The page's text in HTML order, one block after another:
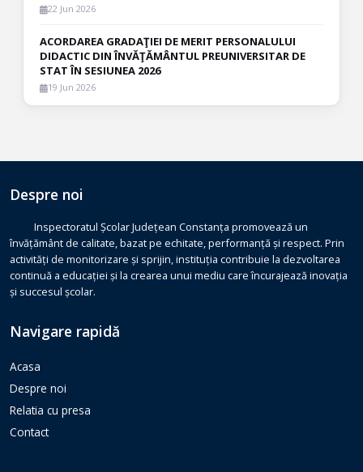
22 Jun 2026
ACORDAREA GRADAŢIEI DE MERIT PERSONALULUI
DIDACTIC DIN ÎNVĂŢĂMÂNTUL PREUNIVERSITAR DE
STAT ÎN SESIUNEA 2026
19 Jun 2026
Despre noi
Inspectoratul Școlar Județean Constanța promovează un
învățământ de calitate, bazat pe echitate, performanță și respect. Prin
activități de monitorizare și sprijin, instituția contribuie la dezvoltarea
continuă a educației și la crearea unui mediu care încurajează inovația
și succesul școlar.
Navigare rapidă
Acasa
Despre noi
Relatia cu presa
Contact